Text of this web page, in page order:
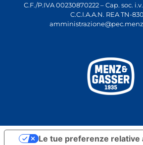
C.F./P.IVA 00230870222 – Cap. soc.
C.C.I.A.A.N. REA TN-
Le tue preferenze relative